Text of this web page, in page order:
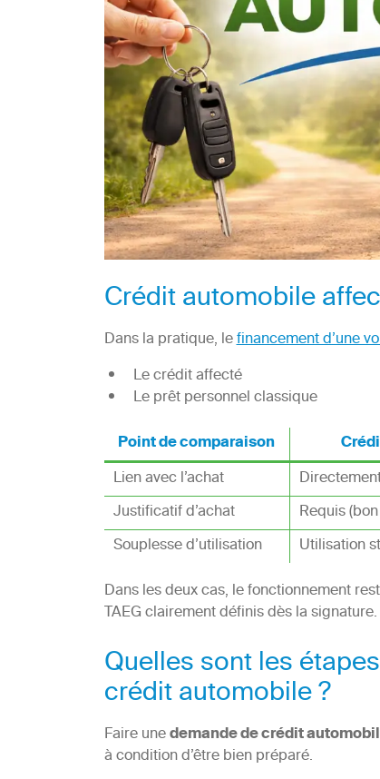
Crédit automobile
Dans la pratique, lefinancement d’une
Le crédit affecté
Le prêt personnel classique
Point de comparaison
Lien avec l’achat
Justificatif d’achat
Requis
Souplesse d’utilisation
Utilisation
Dans les deux cas, le fonctionnement
TAEG clairement définis dès la signature.
Quelles sont les
crédit automobile ?
Faire unedemande de crédit
à condition d’être bien préparé.